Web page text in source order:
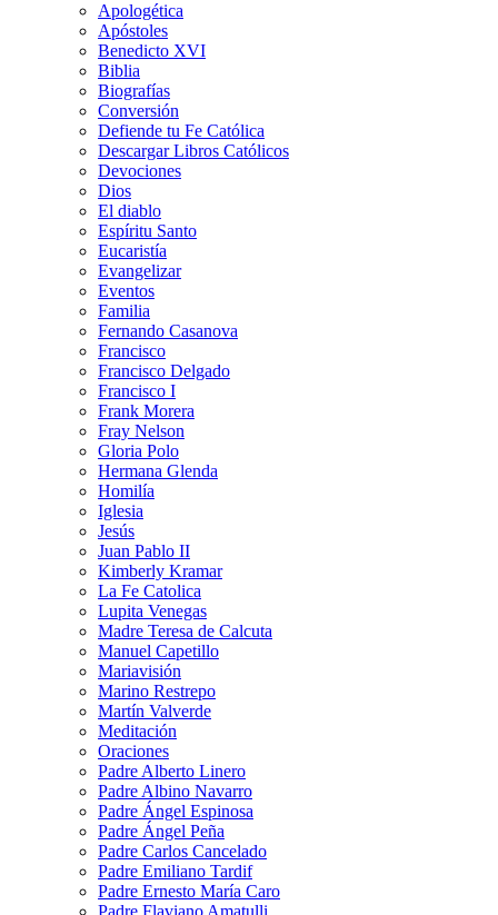
Apologética
Apóstoles
Benedicto XVI
Biblia
Biografías
Conversión
Defiende tu Fe Católica
Descargar Libros Católicos
Devociones
Dios
El diablo
Espíritu Santo
Eucaristía
Evangelizar
Eventos
Familia
Fernando Casanova
Francisco
Francisco Delgado
Francisco I
Frank Morera
Fray Nelson
Gloria Polo
Hermana Glenda
Homilía
Iglesia
Jesús
Juan Pablo II
Kimberly Kramar
La Fe Catolica
Lupita Venegas
Madre Teresa de Calcuta
Manuel Capetillo
Mariavisión
Marino Restrepo
Martín Valverde
Meditación
Oraciones
Padre Alberto Linero
Padre Albino Navarro
Padre Ángel Espinosa
Padre Ángel Peña
Padre Carlos Cancelado
Padre Emiliano Tardif
Padre Ernesto María Caro